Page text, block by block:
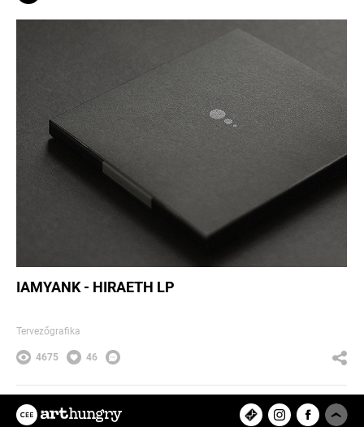
IAMYANK - HIRAETH LP
Tervezőgrafika
4675 46